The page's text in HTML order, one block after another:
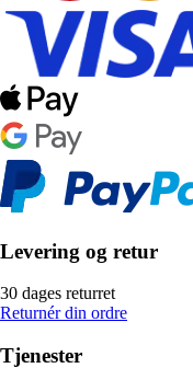
Levering og retur
30 dages returret
Returnér din ordre
Tjenester